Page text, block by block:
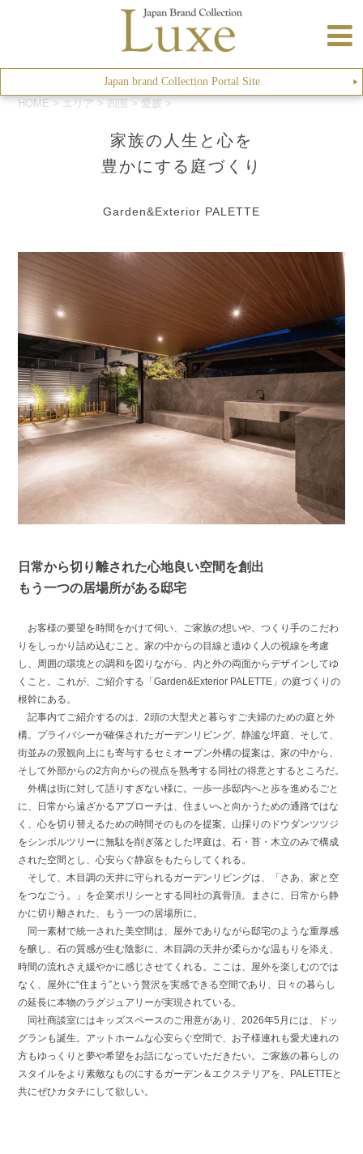
Japan brand Collection Portal Site ▶︎
HOME > エリア > 四国 > 愛媛 >
家族の人生と心を
豊かにする庭づくり
Garden&Exterior PALETTE
日常から切り離された心地良い空間を創出
もう一つの居場所がある邸宅
お客様の要望を時間をかけて伺い、ご家族の想いや、つくり手のこだわ
りをしっかり詰め込むこと。家の中からの目線と道ゆく人の視線を考慮
し、周囲の環境との調和を図りながら、内と外の両面からデザインしてゆ
くこと。これが、ご紹介する「Garden&Exterior PALETTE」の庭づくりの
根幹にある。
記事内てご紹介するのは、2頭の大型犬と暮らすご夫婦のための庭と外
構。プライバシーが確保されたガーデンリビング、静謐な坪庭、そして、
街並みの景観向上にも寄与するセミオープン外構の提案は、家の中から、
そして外部からの2方向からの視点を熟考する同社の得意とするところだ。
外構は街に対して語りすぎない様に。一歩一歩邸内へと歩を進めるごと
に、日常から遠ざかるアプローチは、住まいへと向かうための通路ではな
く、心を切り替えるための時間そのものを提案。山採りのドウダンツツジ
をシンボルツリーに無駄を削ぎ落とした坪庭は、石・苔・木立のみで構成
された空間とし、心安らぐ静寂をもたらしてくれる。
そして、木目調の天井に守られるガーデンリビングは、「さあ、家と空
をつなごう。」を企業ポリシーとする同社の真骨頂。まさに、日常から静
かに切り離された、もう一つの居場所に。
同一素材で統一された美空間は、屋外でありながら邸宅のような重厚感
を醸し、石の質感が生む陰影に、木目調の天井が柔らかな温もりを添え、
時間の流れさえ緩やかに感じさせてくれる。ここは、屋外を楽しむのでは
なく、屋外に“住まう”という贅沢を実感できる空間であり、日々の暮らし
の延長に本物のラグジュアリーが実現されている。
同社商談室にはキッズスペースのご用意があり、2026年5月には、ドッ
グランも誕生。アットホームな心安らぐ空間で、お子様連れも愛犬連れの
方もゆっくりと夢や希望をお話になっていただきたい。ご家族の暮らしの
スタイルをより素敵なものにするガーデン＆エクステリアを、PALETTEと
共にぜひカタチにして欲しい。